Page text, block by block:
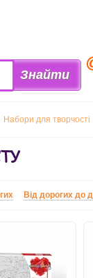
Набори для творчості
Від дорогих до